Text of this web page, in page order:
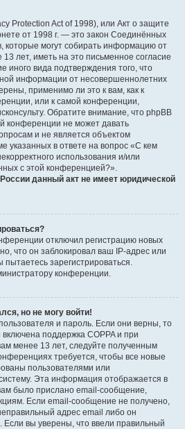
Protection Act of 1998), или Акт о защите
от 1998 г. — это закон Соединённых
которые могут собирать информацию от
лет, иметь на это письменное согласие
иного вида подтверждения того, что
информации от несовершеннолетних
применимо ли это к вам, как к
или к самой конференции,
Обратите внимание, что phpBB
конференции не может давать
и не является объектом
указанных в ответе на вопрос «С кем
использования и/или
с этой конференцией?».
данный акт не имеет юридической
отключил регистрацию новых
что он заблокировал ваш IP-адрес или
зарегистрироваться.
конференции.
но не могу войти!
и пароль. Если они верны, то
поддержка COPPA и при
менее 13 лет, следуйте полученным
требуется, чтобы все новые
пользователями или
Эта информация отображается в
было прислано email-сообщение,
Если email-сообщение не получено,
адрес email либо он
вы уверены, что ввели правильный